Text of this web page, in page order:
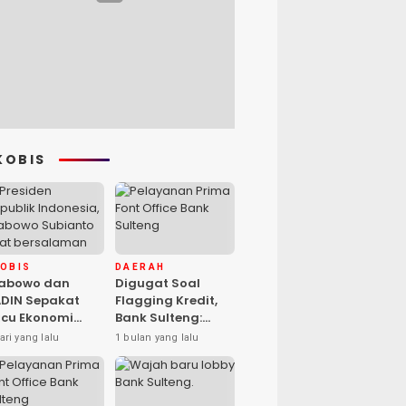
dan
Sepakat
Ekonomi
Gufran
Sulteng
Ambil Peran
yang lalu
DAERAH
Digugat Soal
Flagging Kredit,
Bank Sulteng:
Kebijakan Berlaku
untuk Seluruh
Debitur ASN
1 bulan yang lalu